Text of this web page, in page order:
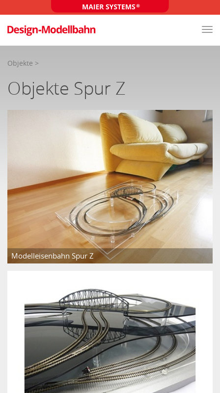
Objekte >
Objekte Spur Z
Modelleisenbahn Spur Z